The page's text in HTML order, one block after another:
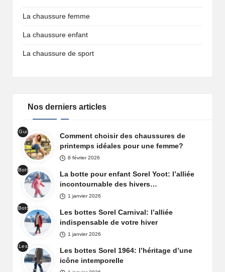
La chaussure femme
La chaussure enfant
La chaussure de sport
Nos derniers articles
Gui
de
cha
ure
prin
tem
fem
me
Comment choisir des chaussures de
printemps idéales pour une femme?
8 février 2026
Bott
es
de
ge
Sor
La botte pour enfant Sorel Yoot: l’alliée
incontournable des hivers…
1 janvier 2026
Bott
es
de
ge
Sor
Les bottes Sorel Carnival: l’alliée
indispensable de votre hiver
1 janvier 2026
Les
bott
Les bottes Sorel 1964: l’héritage d’une
icône intemporelle